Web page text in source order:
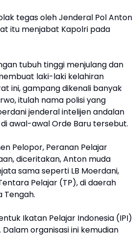
tegas oleh Jenderal Pol Anton
itu menjabat Kapolri pada
tubuh tinggi menjulang dan
laki-laki kelahiran
ini, gampang dikenali banyak
itulah nama polisi yang
jenderal intelijen andalan
awal-awal Orde Baru tersebut.
Pelopor, Peranan Pelajar
diceritakan, Anton muda
sama seperti LB Moerdani,
Pelajar (TP), di daerah
Tengah.
Ikatan Pelajar Indonesia (IPI)
organisasi ini kemudian